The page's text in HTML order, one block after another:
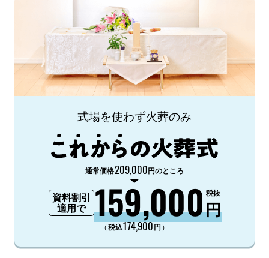
式場を使わず火葬のみ
通常価格209,000円のところ
資料割引
適用で
159,000円
税抜
（税込174,900円 ）